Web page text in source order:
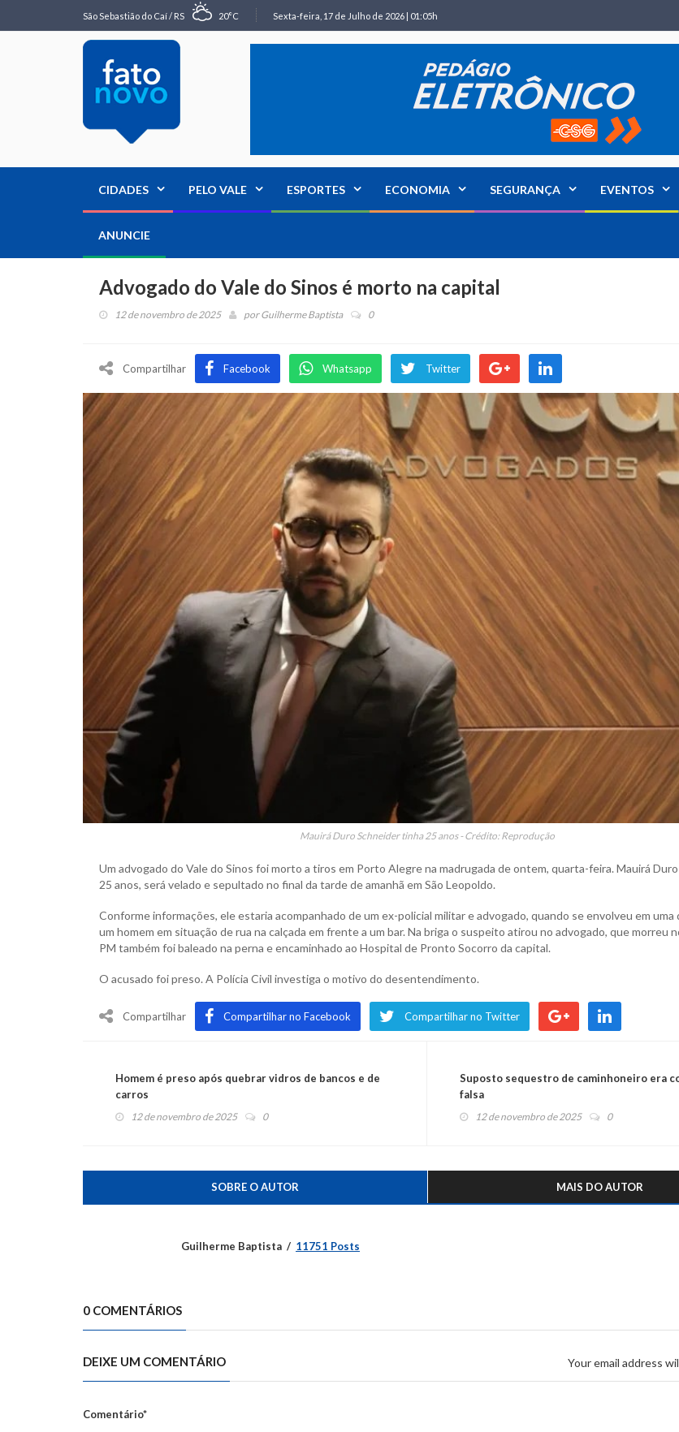
São Sebastião do Caí / RS 20°C Sexta-feira, 17 de Julho de 2026 | 01:05h
CIDADES PELO VALE ESPORTES ECONOMIA SEGURANÇA EVENTOS
ANUNCIE
Advogado do Vale do Sinos é morto na capital
12 de novembro de 2025 porGuilherme Baptista 0
Compartilhar Facebook Whatsapp Twitter
Mauirá Duro Schneider tinha 25 anos - Crédito: Reprodução
Um advogado do Vale do Sinos foi morto a tiros em Porto Alegre na madrugada de ontem, quarta-feira. Mauirá
25 anos, será velado e sepultado no final da tarde de amanhã em São Leopoldo.
Conforme informações, ele estaria acompanhado de um ex-policial militar e advogado, quando se envolveu em uma
um homem em situação de rua na calçada em frente a um bar. Na briga o suspeito atirou no advogado, que morreu
PM também foi baleado na perna e encaminhado ao Hospital de Pronto Socorro da capital.
O acusado foi preso. A Polícia Civil investiga o motivo do desentendimento.
Compartilhar Compartilhar no Facebook Compartilhar no Twitter
Homem é preso após quebrar vidros de bancos e de
carros
12 de novembro de 2025 0
Suposto sequestro de caminhoneiro era
falsa
12 de novembro de 2025 0
SOBRE O AUTOR MAIS DO AUTOR
Guilherme Baptista 11751 Posts
0 COMENTÁRIOS
DEIXE UM COMENTÁRIO Your email address
Comentário*